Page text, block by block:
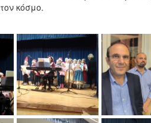
κόσμο.